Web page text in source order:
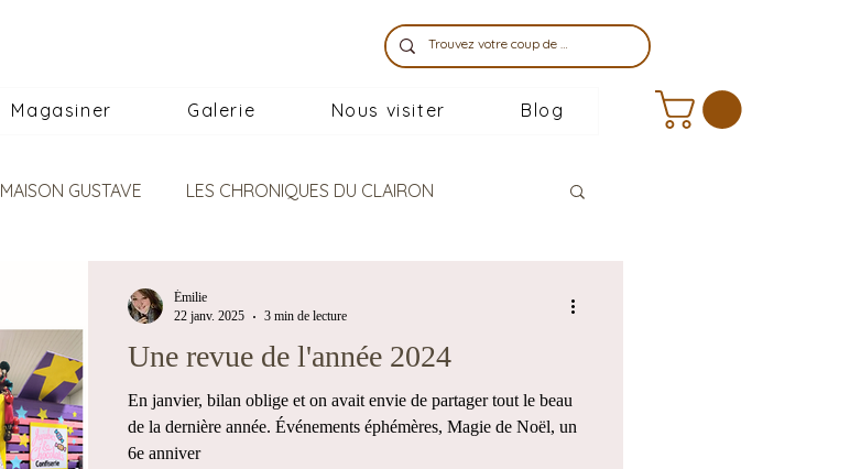
Magasiner Galerie Nous visiter Blog
MAISON GUSTAVE LES CHRONIQUES DU CLAIRON
Une revue de l'année 2024
En janvier, bilan oblige et on avait envie de partager tout le beau
de la dernière année. Événements éphémères, Magie de Noël, un
6e anniver
Émilie
22 janv. 2025
3 min de lecture